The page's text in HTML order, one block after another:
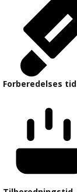
Forberedelses tid